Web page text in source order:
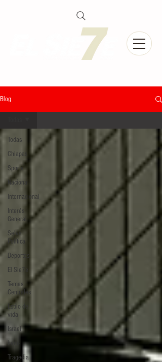
Blog
Todas
Chiapas
Sports
Nacional
Internacional
Interés
General
Selva
Política
Deportes
El Sie7e
Temas
Centrales
Estilo de
vida
Israel
bano
Tragedia